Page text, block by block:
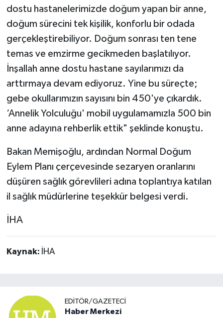
dostu hastanelerimizde doğum yapan bir anne,
doğum sürecini tek kişilik, konforlu bir odada
gerçekleştirebiliyor. Doğum sonrası ten tene
temas ve emzirme gecikmeden başlatılıyor.
İnşallah anne dostu hastane sayılarımızı da
arttırmaya devam ediyoruz. Yine bu süreçte;
gebe okullarımızın sayısını bin 450'ye çıkardık.
‘Annelik Yolculuğu' mobil uygulamamızla 500 bin
anne adayına rehberlik ettik" şeklinde konuştu.
Bakan Memişoğlu, ardından Normal Doğum
Eylem Planı çerçevesinde sezaryen oranlarını
düşüren sağlık görevlileri adına toplantıya katılan
il sağlık müdürlerine teşekkür belgesi verdi.
İHA
Kaynak: İHA
EDITÖR/GAZETECI
Haber Merkezi